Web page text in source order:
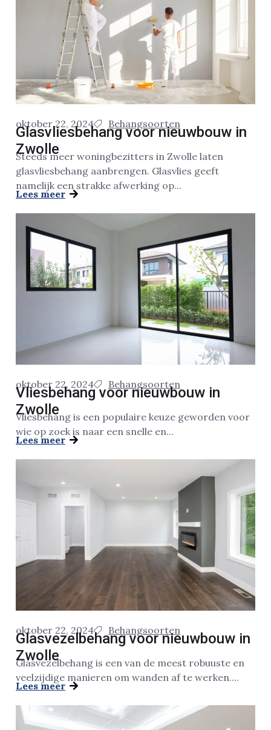
oktober 22, 2024 Behangsoorten
Glasvliesbehang voor nieuwbouw in
Zwolle
Steeds meer woningbezitters in Zwolle laten
glasvliesbehang aanbrengen. Glasvlies geeft
namelijk een strakke afwerking op...
Lees meer
oktober 22, 2024 Behangsoorten
Vliesbehang voor nieuwbouw in
Zwolle
Vliesbehang is een populaire keuze geworden voor
wie op zoek is naar een snelle en...
Lees meer
oktober 22, 2024 Behangsoorten
Glasvezelbehang voor nieuwbouw in
Zwolle
Glasvezelbehang is een van de meest robuuste en
veelzijdige manieren om wanden af te werken....
Lees meer